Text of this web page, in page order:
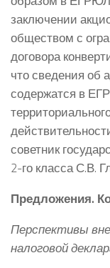
заключении
обществом с
договора
что сведения об
содержатся в
советник
2-го класса С.В.
Предложения.
Перспективы
налоговой